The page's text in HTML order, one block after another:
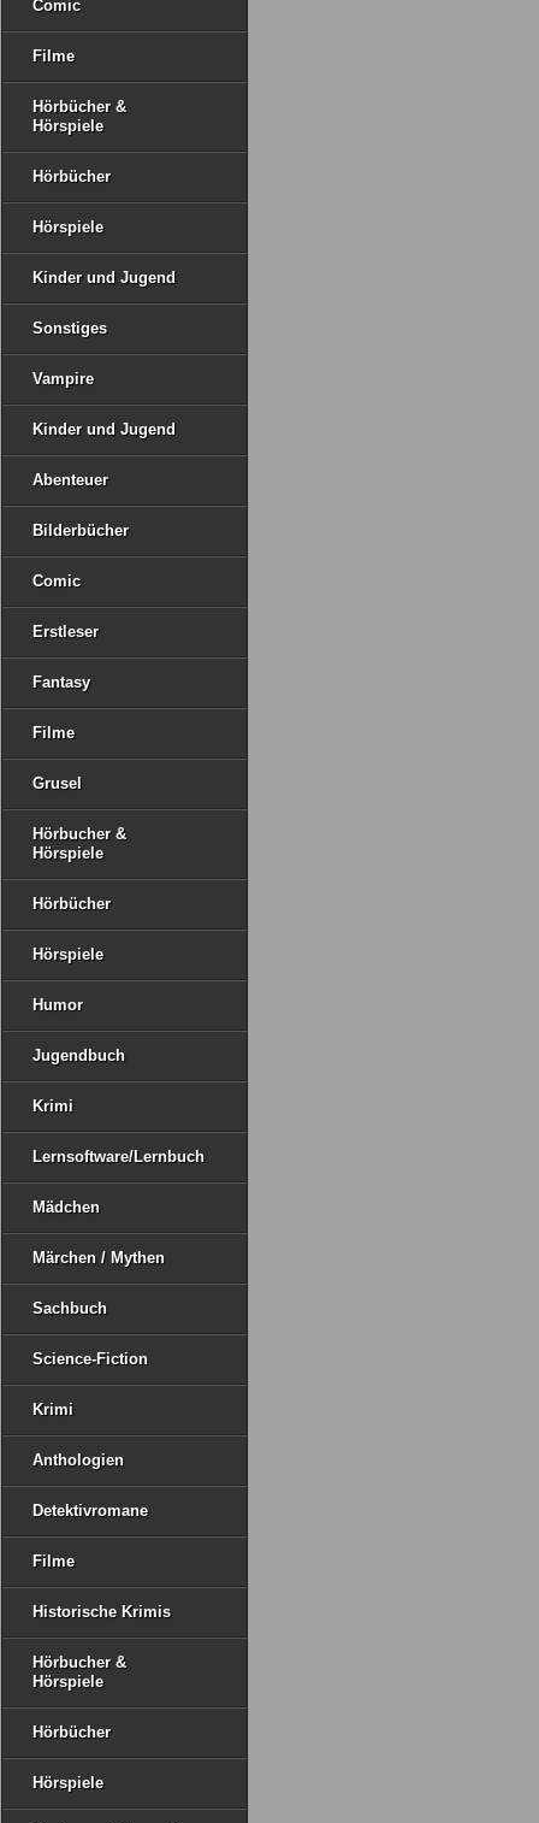
Comic
Filme
Hörbücher &
Hörspiele
Hörbücher
Hörspiele
Kinder und Jugend
Sonstiges
Vampire
Kinder und Jugend
Abenteuer
Bilderbücher
Comic
Erstleser
Fantasy
Filme
Grusel
Hörbucher &
Hörspiele
Hörbücher
Hörspiele
Humor
Jugendbuch
Krimi
Lernsoftware/Lernbuch
Mädchen
Märchen / Mythen
Sachbuch
Science-Fiction
Krimi
Anthologien
Detektivromane
Filme
Historische Krimis
Hörbucher &
Hörspiele
Hörbücher
Hörspiele